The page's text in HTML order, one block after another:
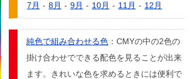
7月 - 8月 - 9月 - 10月 - 11月 - 12月
純色で組み合わせる色 ：CMYの中の2色の
掛け合わせでできる配色を見ることが出来
ます。きれいな色を求めるときには便利で